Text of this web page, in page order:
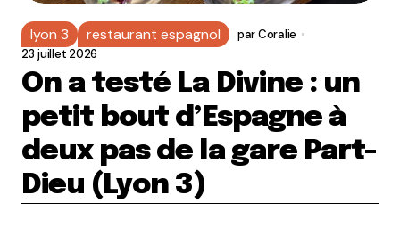
lyon 3 restaurant espagnol parCoralie
23 juillet 2026
On a testé La Divine : un
petit bout d’Espagne à
deux pas de la gare Part-
Dieu (Lyon 3)